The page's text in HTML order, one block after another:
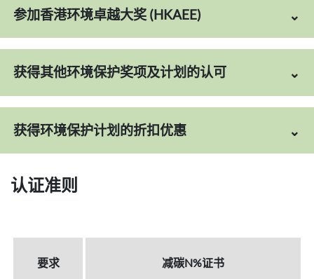
参加香港环境卓越大奖 (HKAEE)
获得其他环境保护奖项及计划的认可
获得环境保护计划的折扣优惠
认证准则
要求 减碳N%证书